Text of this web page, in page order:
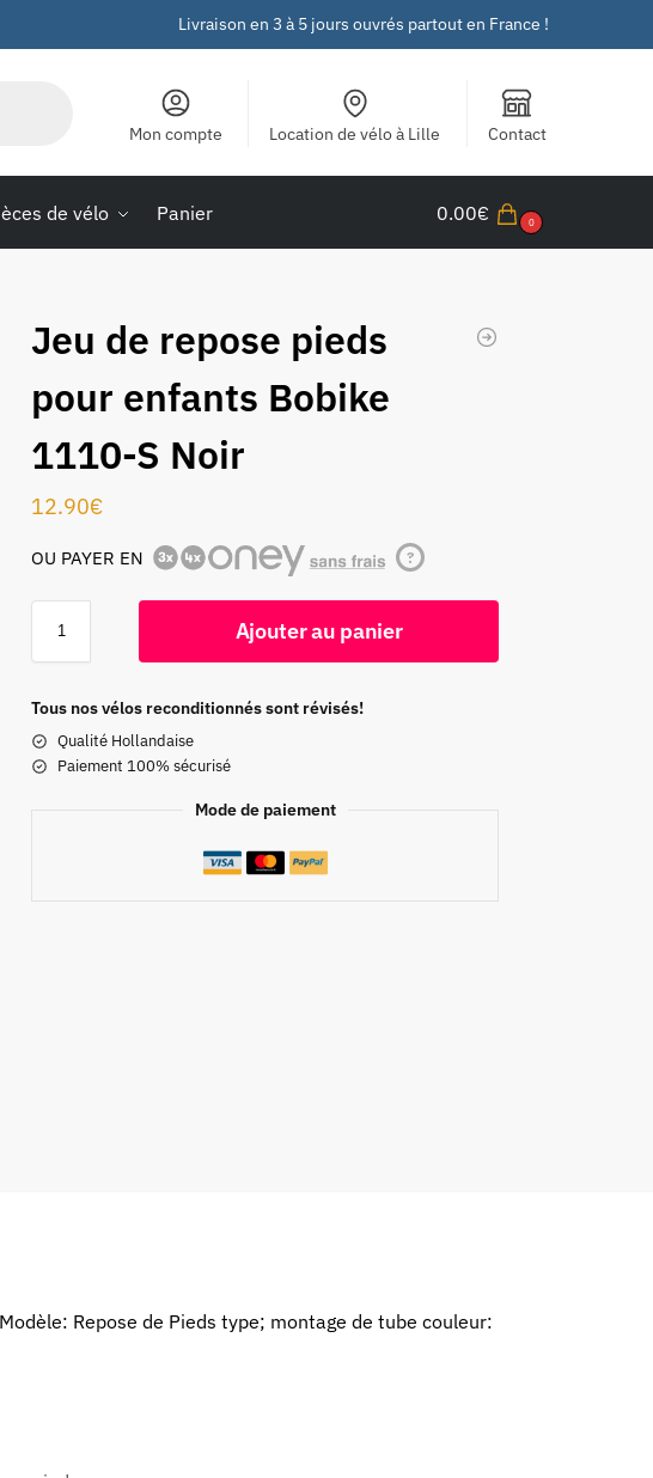
Livraison en 3 à 5 jours ouvrés partout en France !
Mon compte Location de vélo à Lille Contact
de vélo Panier 0.00€ 0
Jeu de repose pieds
pour enfants Bobike
1110-S Noir
12.90€
OU PAYER EN ?
Ajouter au panier
Tous nos vélos reconditionnés sont révisés!
Qualité Hollandaise
Paiement 100% sécurisé
Mode de paiement
Repose de Pieds type; montage de tube couleur: